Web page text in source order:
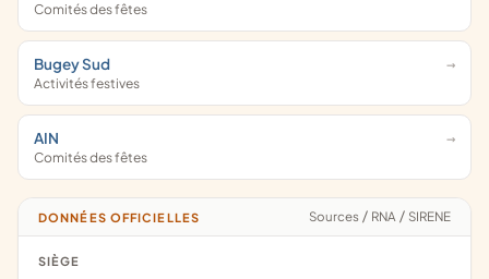
Comités des fêtes
Bugey Sud
Activités festives
AIN
Comités des fêtes
DONNÉES OFFICIELLES Sources / RNA / SIRENE
SIÈGE